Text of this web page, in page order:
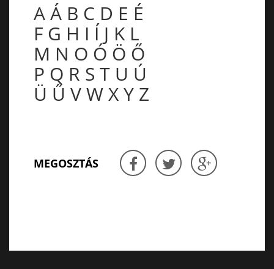
AÁ B C D E É
F G H I Í J K L
M N O Ó Ö Ő
P Q R S T U Ú
Ü Ű VWXY Z
MEGOSZTÁS